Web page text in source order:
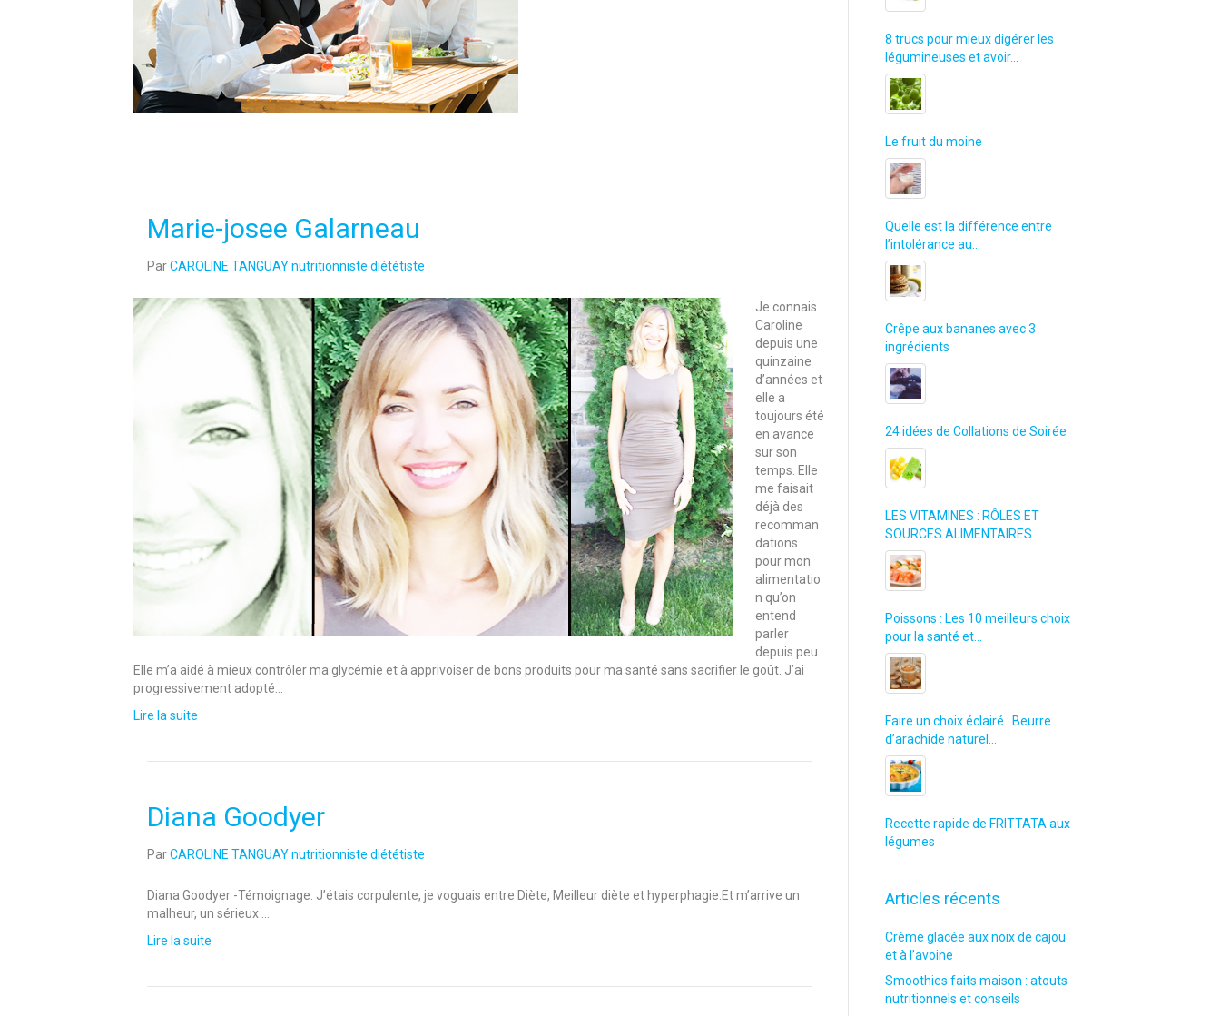
Marie-josee Galarneau
ParCAROLINE TANGUAY nutritionniste diététiste
Je connais
Caroline
depuis une
quinzaine
d’années et
elle a
toujours été
en avance
sur son
temps. Elle
me faisait
déjà des
recomman
dations
pour mon
alimentatio
n qu’on
entend
parler
depuis peu.
Elle m’a aidé à mieux contrôler ma glycémie et à apprivoiser de bons produits pour ma santé sans sacrifier le goût. J’ai
progressivement adopté…
Lire la suite
Diana Goodyer
ParCAROLINE TANGUAY nutritionniste diététiste
Diana Goodyer -Témoignage: J’étais corpulente, je voguais entre Diète, Meilleur diète et hyperphagie.Et m’arrive un
malheur, un sérieux …
Lire la suite
8 trucs pour mieux digérer les
légumineuses et avoir…
Le fruit du moine
Quelle est la différence entre
l’intolérance au…
Crêpe aux bananes avec 3
ingrédients
24 idées de Collations de Soirée
LES VITAMINES : RÔLES ET
SOURCES ALIMENTAIRES
Poissons : Les 10 meilleurs choix
pour la santé et…
Faire un choix éclairé : Beurre
d’arachide naturel…
Recette rapide de FRITTATA aux
légumes
Articles récents
Crème glacée aux noix de cajou
et à l’avoine
Smoothies faits maison : atouts
nutritionnels et conseils